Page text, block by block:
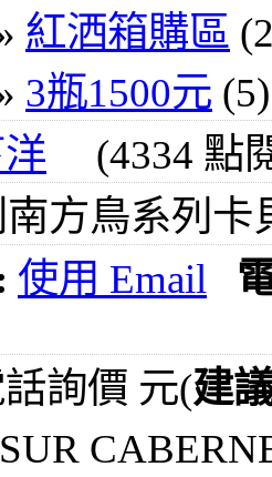
紅洒箱購區
3瓶1500元 (5)
(4334 點
方鳥系列卡
使用 Email
詢價 元(建